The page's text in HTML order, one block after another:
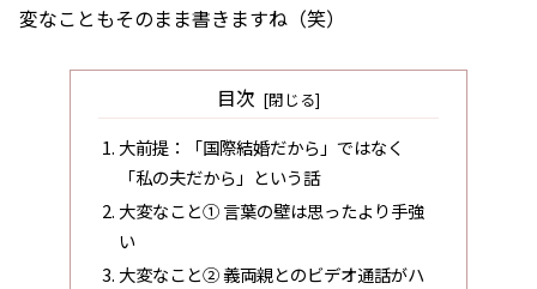
変なこともそのまま書きますね（笑）
目次
大前提：「国際結婚だから」ではなく
「私の夫だから」という話
大変なこと① 言葉の壁は思ったより手強
い
大変なこと② 義両親とのビデオ通話がハ